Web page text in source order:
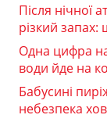
Після нічної
різкий запах:
Одна цифра
води йде на
Бабусині
небезпека